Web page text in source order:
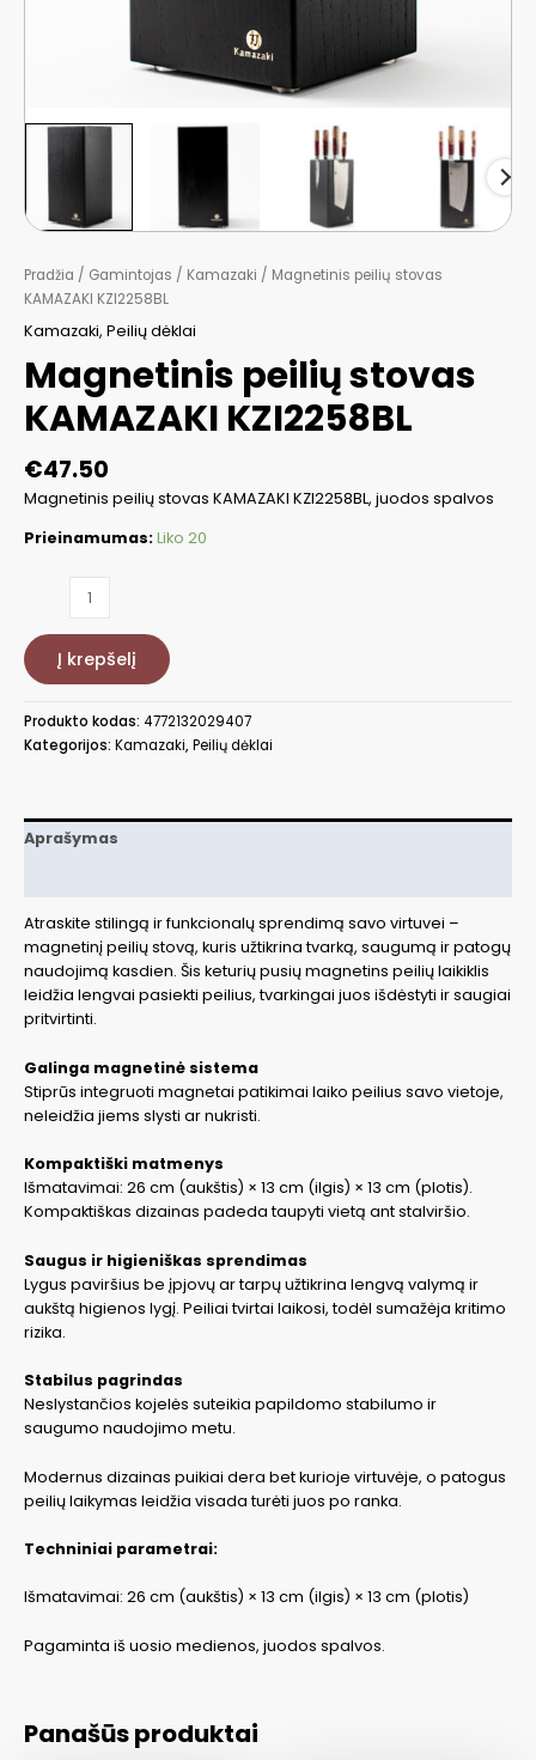
Pradžia / Gamintojas / Kamazaki / Magnetinis peilių stovas
KAMAZAKI KZI2258BL
Kamazaki, Peilių dėklai
Magnetinis peilių stovas
KAMAZAKI KZI2258BL
€47.50
Magnetinis peilių stovas KAMAZAKI KZI2258BL, juodos spalvos
Prieinamumas:Liko 20
Magnetinis
peilių
stovas
KZI2258BL
Į krepšelį
Produkto kodas: 4772132029407
Kategorijos: Kamazaki,Peilių dėklai
Aprašymas
Atraskite stilingą ir funkcionalų sprendimą savo virtuvei –
magnetinį peilių stovą, kuris užtikrina tvarką, saugumą ir patogų
naudojimą kasdien. Šis keturių pusių magnetins peilių laikiklis
leidžia lengvai pasiekti peilius, tvarkingai juos išdėstyti ir saugiai
pritvirtinti.
Galinga magnetinė sistema
Stiprūs integruoti magnetai patikimai laiko peilius savo vietoje,
neleidžia jiems slysti ar nukristi.
Kompaktiški matmenys
Išmatavimai: 26 cm (aukštis) × 13 cm (ilgis) × 13 cm (plotis).
Kompaktiškas dizainas padeda taupyti vietą ant stalviršio.
Saugus ir higieniškas sprendimas
Lygus paviršius be įpjovų ar tarpų užtikrina lengvą valymą ir
aukštą higienos lygį. Peiliai tvirtai laikosi, todėl sumažėja kritimo
rizika.
Stabilus pagrindas
Neslystančios kojelės suteikia papildomo stabilumo ir
saugumo naudojimo metu.
Modernus dizainas puikiai dera bet kurioje virtuvėje, o patogus
peilių laikymas leidžia visada turėti juos po ranka.
Techniniai parametrai:
Išmatavimai: 26 cm (aukštis) × 13 cm (ilgis) × 13 cm (plotis)
Pagaminta iš uosio medienos, juodos spalvos.
Panašūs produktai